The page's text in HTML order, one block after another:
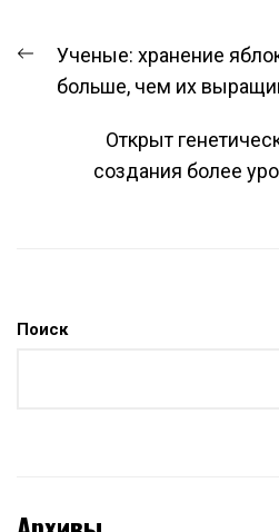
ПО
ЗАПИСЯМ
Предыдущая
запись:
Ученые: хранение
больше, чем их
Открыт
создания более
Поиск